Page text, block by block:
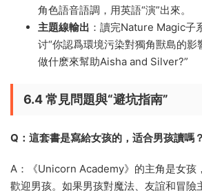
角色語音語調，用英語“演”出來。
主題線輸出 ：讀完Nature Magic子
讨“你認爲環境污染對獨角獸島的
做什麽來幫助Aisha and Silver?”
6.4 常見問題與“避坑指南”
Q：這套書是寫給女孩的，适合男孩讀嗎？
A：《Unicorn Academy》的主角是女孩
歡迎男孩。如果男孩對魔法、友誼和冒險